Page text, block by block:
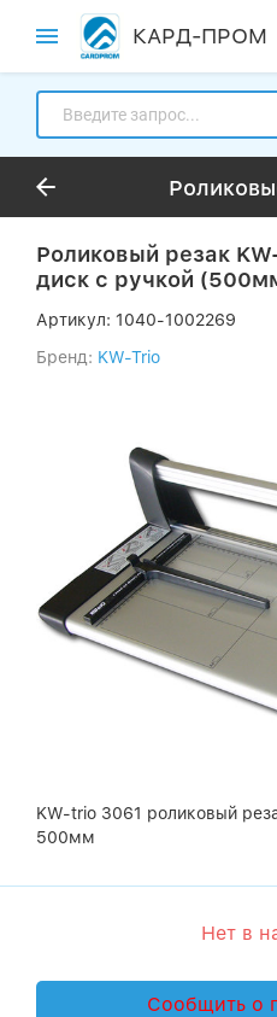
КАРД-ПРОМ
Роликовый резак
диск с ручкой
Артикул: 1040-1002269
Бренд: KW-Trio
KW-trio 3061 роликовый
500мм
Нет в
Сообщить о